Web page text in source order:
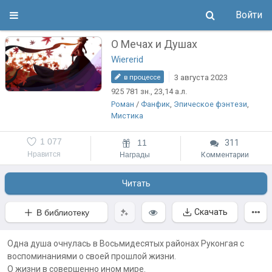
Войти
О Мечах и Душах
Wiererid
в процессе
3 августа 2023
925 781 зн., 23,14 а.л.
Роман / Фанфик, Эпическое фэнтези,
Мистика
Нравится
1 077 11
Награды
311
Комментарии
Читать
В библиотеку Скачать
Одна душа очнулась в Восьмидесятых районах Руконгая с
воспоминаниями о своей прошлой жизни.
О жизни в совершенно ином мире.